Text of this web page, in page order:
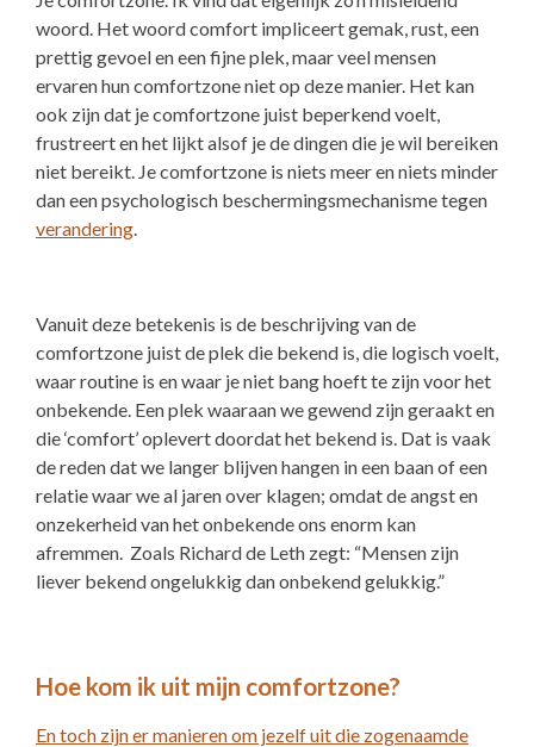
woord. Het woord comfort impliceert gemak, rust, een
prettig gevoel en een fijne plek, maar veel mensen
ervaren hun comfortzone niet op deze manier. Het kan
ook zijn dat je comfortzone juist beperkend voelt,
frustreert en het lijkt alsof je de dingen die je wil bereiken
niet bereikt. Je comfortzone is niets meer en niets minder
dan een psychologisch beschermingsmechanisme tegen
verandering
Vanuit deze betekenis is de beschrijving van de
comfortzone juist de plek die bekend is, die logisch voelt,
waar routine is en waar je niet bang hoeft te zijn voor het
onbekende. Een plek waaraan we gewend zijn geraakt en
die ‘comfort’ oplevert doordat het bekend is. Dat is vaak
de reden dat we langer blijven hangen in een baan of een
relatie waar we al jaren over klagen; omdat de angst en
onzekerheid van het onbekende ons enorm kan
afremmen. Zoals Richard de Leth zegt: “Mensen zijn
liever bekend ongelukkig dan onbekend gelukkig.”
Hoe kom ik uit mijn comfortzone?
En toch zijn er manieren om jezelf uit die zogenaamde